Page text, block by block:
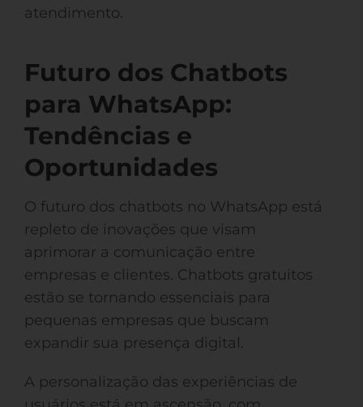
atendimento.
Futuro dos Chatbots
para WhatsApp:
Tendências e
Oportunidades
O futuro dos chatbots no WhatsApp está
repleto de inovações que visam
aprimorar a comunicação entre
empresas e clientes. Chatbots gratuitos
estão se tornando essenciais para
pequenas empresas que buscam
expandir sua presença digital.
A personalização das experiências de